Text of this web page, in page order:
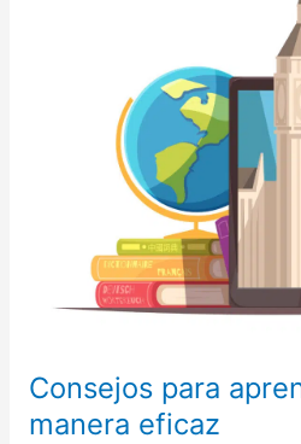
Consejos para
manera eficaz